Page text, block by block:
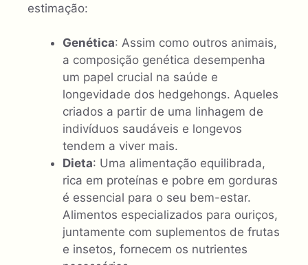
estimação:
Genética: Assim como outros animais,
a composição genética desempenha
um papel crucial na saúde e
longevidade dos hedgehongs. Aqueles
criados a partir de uma linhagem de
indivíduos saudáveis ​​e longevos
tendem a viver mais.
Dieta: Uma alimentação equilibrada,
rica em proteínas e pobre em gorduras
é essencial para o seu bem-estar.
Alimentos especializados para ouriços,
juntamente com suplementos de frutas
e insetos, fornecem os nutrientes